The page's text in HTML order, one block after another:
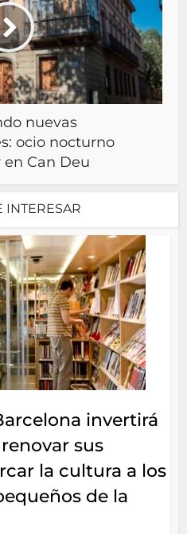
nuevas
ocio nocturno
Can Deu
INTERESAR
invertirá
sus
la cultura a los
de la